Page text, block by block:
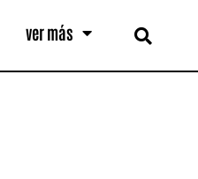
ver más